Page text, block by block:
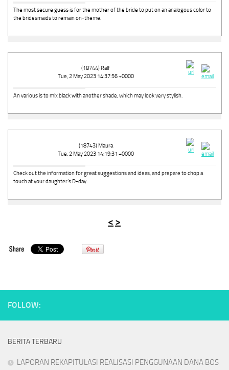
The most secure guess is for the mother of the bride to put on an analogous color to
the bridesmaids to remain on-theme.
(18744) Ralf
Tue, 2 May 2023 14:37:56 +0000
An various is to mix black with another shade, which may look very stylish.
(18743) Maura
Tue, 2 May 2023 14:19:31 +0000
Check out the information for great suggestions and ideas, and prepare to chop a
touch at your daughter’s D-day.
< >
FOLLOW:
BERITA TERBARU
LAPORAN REKAPITULASI REALISASI PENGGUNAAN DANA BOS